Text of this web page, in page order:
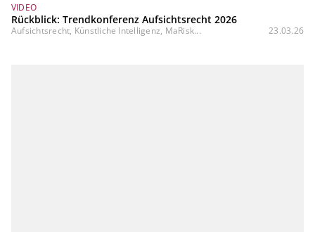
VIDEO
Rückblick: Trendkonferenz Aufsichtsrecht 2026
Aufsichtsrecht, Künstliche Intelligenz, MaRisk... 23.03.26